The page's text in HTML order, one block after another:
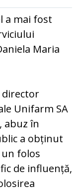
a mai fost
Maria
director
Unifarm SA
abuz în
a obținut
folos
de influență,